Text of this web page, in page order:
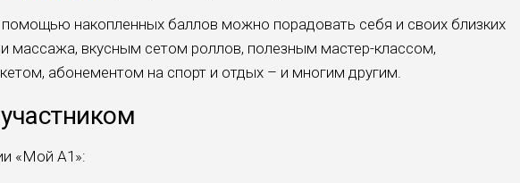
помощью накопленных баллов можно порадовать себя и своих близких
массажа, вкусным сетом роллов, полезным мастер-классом,
абонементом на спорт и отдых – и многим другим.
«Мой А1»: